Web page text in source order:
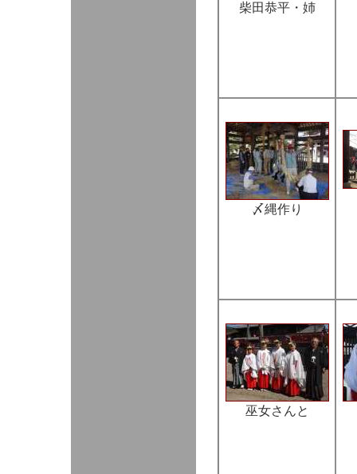
柴田恭平・姉
〆縄作り
巫女さんと